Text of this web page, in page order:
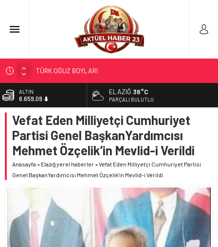
TÜRK OĞUZ BOYLARI
298 MİLYON DOLARLIK İHRACAT
ERDEM; ENTÜBE EDİLDİ…
ELAZIĞ’DA TEFECİLİK OPERASYONU
ELAZIĞLI GENÇLER BOCCHE’DE TÜRKİYE
ŞAMPİYONASI’NDA İLİMİZİ GURURLA TEMSİL ETTİ
ALTIN
6.659,09
BİST
13.779,39
DOLAR
47,7155
EURO
55,1921
ELAZIĞ 36°C
PARÇALI BULUTLU
Vefat Eden Milliyetçi Cumhuriyet
Partisi Genel BaşkanYardımcısı
Mehmet Özçelik’in Mevlid-i Verildi
Anasayfa » Elazığ yerel haberler »Vefat Eden Milliyetçi Cumhuriyet Partisi
Genel BaşkanYardımcısı Mehmet Özçelik’in Mevlid-i Verildi